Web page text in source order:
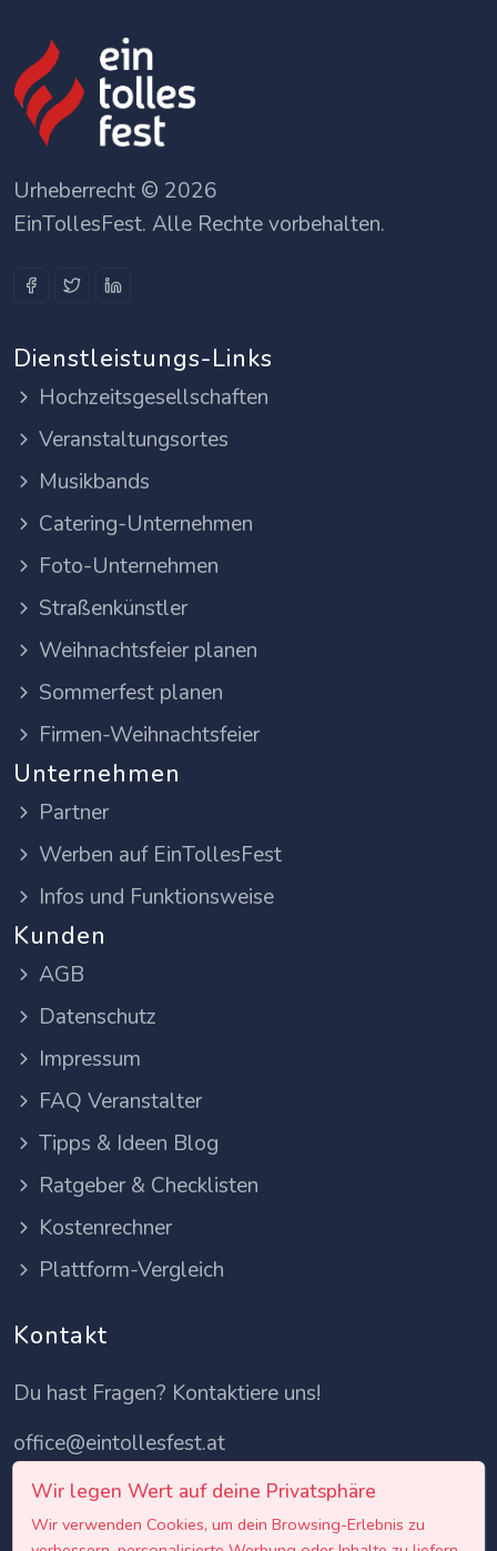
Urheberrecht © 2026
EinTollesFest. Alle Rechte vorbehalten.
Dienstleistungs-Links
Hochzeitsgesellschaften
Veranstaltungsortes
Musikbands
Catering-Unternehmen
Foto-Unternehmen
Straßenkünstler
Weihnachtsfeier planen
Sommerfest planen
Firmen-Weihnachtsfeier
Unternehmen
Partner
Werben auf EinTollesFest
Infos und Funktionsweise
Kunden
AGB
Datenschutz
Impressum
FAQ Veranstalter
Tipps & Ideen Blog
Ratgeber & Checklisten
Kostenrechner
Plattform-Vergleich
Kontakt
Du hast Fragen? Kontaktiere uns!
office@eintollesfest.at
Wir legen Wert auf deine Privatsphäre
Wir verwenden Cookies, um dein Browsing-Erlebnis zu